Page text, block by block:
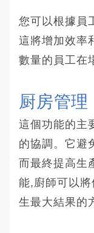
您可以根據員
這將增加效率
數量的員工在
厨房管理
這個功能的主
的協調。它避
而最終提高生
能,廚師可以
生最大結果的